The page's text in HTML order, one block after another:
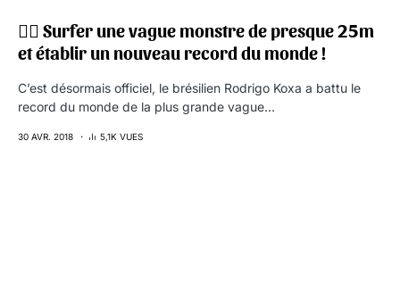
🏄‍♂️ Surfer une vague monstre de presque 25m
et établir un nouveau record du monde !
C’est désormais officiel, le brésilien Rodrigo Koxa a battu le
record du monde de la plus grande vague…
30 AVR. 2018 5,1K VUES